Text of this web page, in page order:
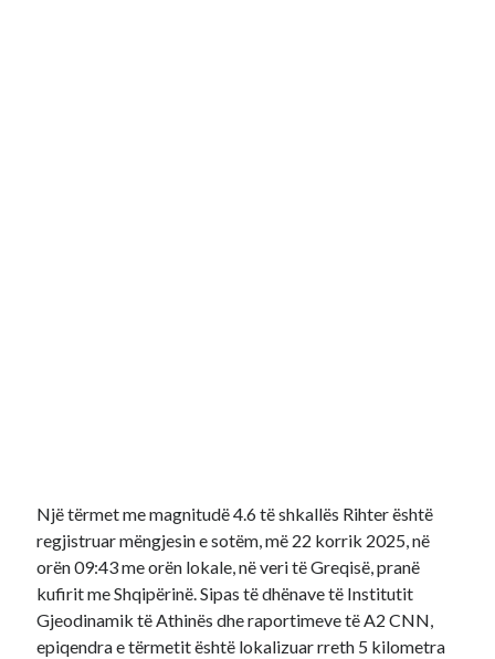
Një tërmet me magnitudë 4.6 të shkallës Rihter është
regjistruar mëngjesin e sotëm, më 22 korrik 2025, në
orën 09:43 me orën lokale, në veri të Greqisë, pranë
kufirit me Shqipërinë. Sipas të dhënave të Institutit
Gjeodinamik të Athinës dhe raportimeve të A2 CNN,
epiqendra e tërmetit është lokalizuar rreth 5 kilometra